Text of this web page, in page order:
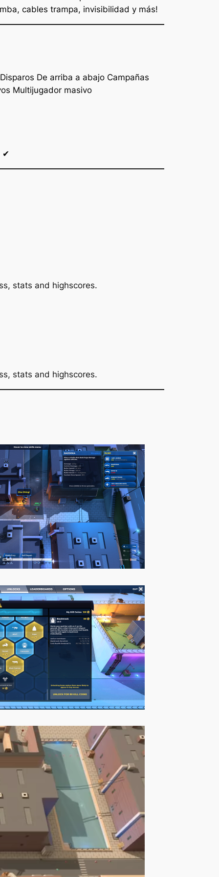
cables trampa, invisibilidad y más!
De arriba a abajo Campañas
Multijugador masivo
✔
stats and highscores.
stats and highscores.